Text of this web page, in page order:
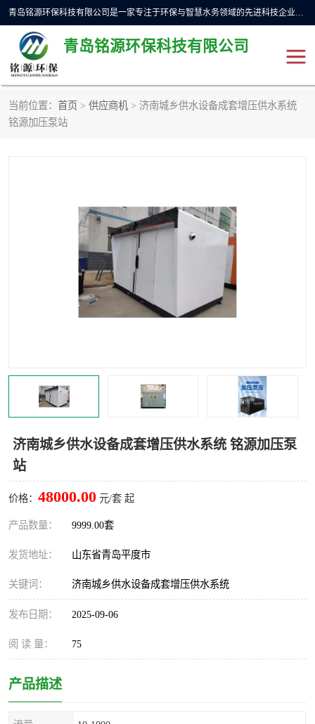
青岛铭源环保科技有限公司是一家专注于环保与智慧水务领域的先进科技企业，公司专注于云智能一体化预制泵站、水务循环利用、海绵城市、云智慧水务开发及新型环保技术研发等领域。铭源环保以为客户提供优质产品、专业技术服务为己任。为客户提供量身定制方案，提供多种配置方案满足实际使用要求。严控供货周期，并提供高标准后期维护。以环保为己任，视质量如生命，以技术做先导，靠诚信赢客户。
青岛铭源环保科技有限公司
当前位置： 首页 > 供应商机 > 济南城乡供水设备成套增压供水系统
铭源加压泵站
济南城乡供水设备成套增压供水系统 铭源加压泵
站
价格： 48000.00 元/套 起
产品数量： 9999.00套
发货地址： 山东省青岛平度市
关键词： 济南城乡供水设备成套增压供水系统
发布日期： 2025-09-06
阅 读 量： 75
产品描述
一体化HMPP泵站
加压泵房/灌溉泵房 一体化预制泵站
不锈钢浮筒阀 真空冲洗装置
雨水收集回用装置 门式冲洗装置
一体化泵闸
真空冲洗设备
水平自清洗格栅